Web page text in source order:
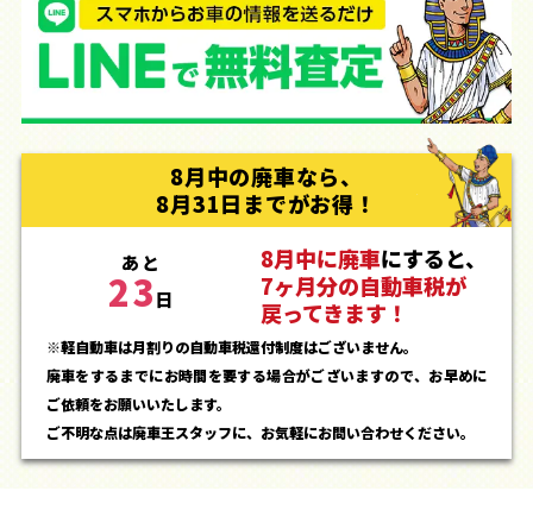
8月中の廃車なら、
8月31日までがお得！
あと
23日
8月中に廃車にすると、
7ヶ月分の自動車税が
戻ってきます！
※軽自動車は月割りの自動車税還付制度はございません。
廃車をするまでにお時間を要する場合がございますので、お早めに
ご依頼をお願いいたします。
ご不明な点は廃車王スタッフに、お気軽にお問い合わせください。